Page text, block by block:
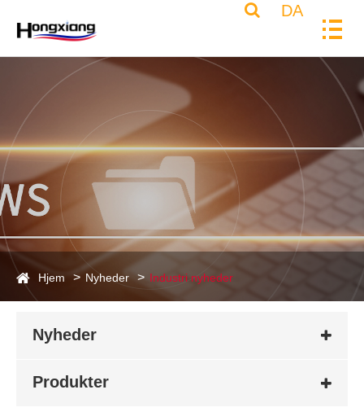
DA
Hjem Nyheder Industri nyheder
Nyheder
Produkter